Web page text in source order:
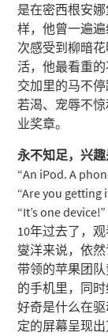
是在密西根安
样，他曾一遍
次感受到柳暗
活，他最看重
交加里的马不
若渴、宠辱不
业奖章。
永不知足，兴
“An iPod. A
“Are you getting
“It’s one device!”
10年过去了，
燮洋来说，依
带领的苹果团
的手机里，同
好奇是什么在
定的屏幕呈现